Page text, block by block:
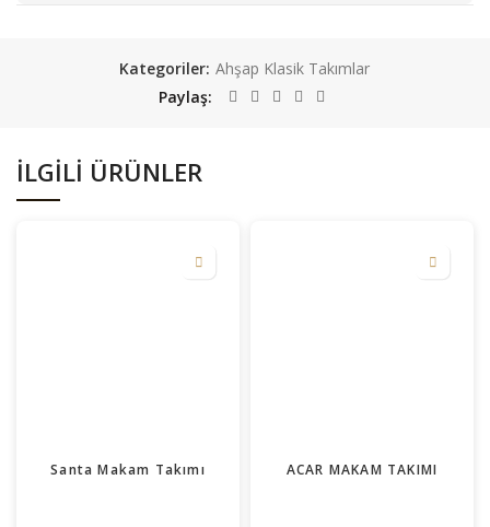
Kategoriler: Ahşap Klasik Takımlar
Paylaş
İLGILI ÜRÜNLER
Santa Makam Takımı ACAR MAKAM TAKIMI